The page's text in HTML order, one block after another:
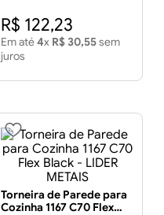
R$ 122,23
Em até4x R$ 30,55sem
juros
Torneira de Parede para
Cozinha 1167 C70 Flex